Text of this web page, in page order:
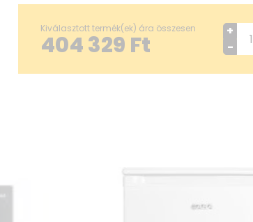
Kiválasztott termék(ek) ára összesen
404 329 Ft
+
-